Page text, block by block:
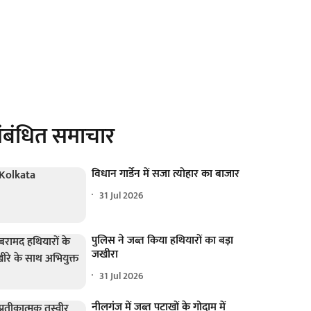
समाचार
विधान गार्डेन में सजा त्योहार का बाजार
31 Jul 2026
पुलिस ने जब्त किया हथियारों का बड़ा
जखीरा
31 Jul 2026